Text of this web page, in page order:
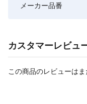
メーカー品番
カスタマーレビュ
この商品のレビューはま